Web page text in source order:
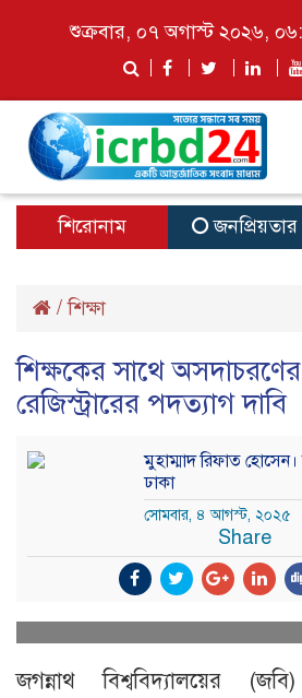
শুক্রবার, ০৭ অগাস্ট ২০২৬,
শিরোনাম জনপ্রিয়তার
/শিক্ষা
শিক্ষকের সাথে
রেজিস্ট্রারের পদত্যাগ দাবি
মুহাম্মাদ রিফাত হোসেন।
ঢাকা
সোমবার, ৪ আগস্ট, ২০২৫
Share
জগন্নাথ বিশ্ববিদ্যালয়ের